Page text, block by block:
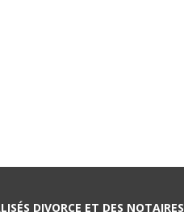
DIVORCE ET DES NOTAIRES